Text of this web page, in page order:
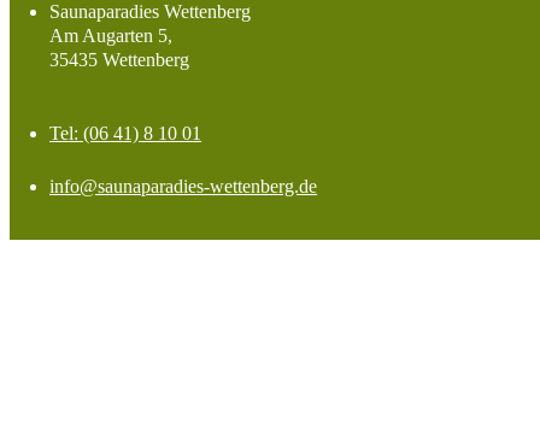
Saunaparadies Wettenberg
Am Augarten 5,
35435 Wettenberg
Tel: (06 41) 8 10 01
info@saunaparadies-wettenberg.de